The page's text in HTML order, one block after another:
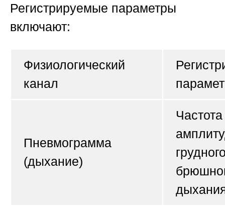
Регистрируемые параметры
включают:
Физиологический
канал
Пневмограмма
(дыхание)